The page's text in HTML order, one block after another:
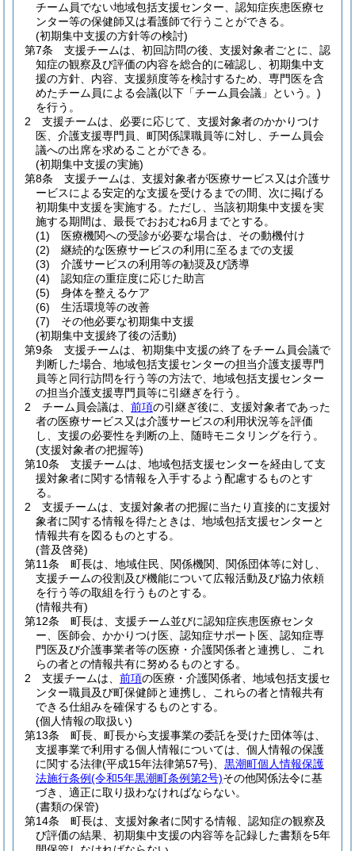
チーム員でない地域包括支援センター、認知症疾患医療セ
ンター等の保健師又は看護師で行うことができる。
(初期集中支援の方針等の検討)
第7条
支援チームは、初回訪問の後、支援対象者ごとに、認
知症の観察及び評価の内容を総合的に確認し、初期集中支
援の方針、内容、支援頻度等を検討するため、専門医を含
めたチーム員による会議(以下「チーム員会議」という。)
を行う。
2
支援チームは、必要に応じて、支援対象者のかかりつけ
医、介護支援専門員、町関係課職員等に対し、チーム員会
議への出席を求めることができる。
(初期集中支援の実施)
第8条
支援チームは、支援対象者が医療サービス又は介護サ
ービスによる安定的な支援を受けるまでの間、次に掲げる
初期集中支援を実施する。 ただし、当該初期集中支援を実
施する期間は、最長でおおむね6月までとする。
(1)
医療機関への受診が必要な場合は、その動機付け
(2)
継続的な医療サービスの利用に至るまでの支援
(3)
介護サービスの利用等の勧奨及び誘導
(4)
認知症の重症度に応じた助言
(5)
身体を整えるケア
(6)
生活環境等の改善
(7)
その他必要な初期集中支援
(初期集中支援終了後の活動)
第9条
支援チームは、初期集中支援の終了をチーム員会議で
判断した場合、地域包括支援センターの担当介護支援専門
員等と同行訪問を行う等の方法で、地域包括支援センター
の担当介護支援専門員等に引継ぎを行う。
2
チーム員会議は、 前項の引継ぎ後に、支援対象者であった
者の医療サービス又は介護サービスの利用状況等を評価
し、支援の必要性を判断の上、随時モニタリングを行う。
(支援対象者の把握等)
第10条
支援チームは、地域包括支援センターを経由して支
援対象者に関する情報を入手するよう配慮するものとす
る。
2
支援チームは、支援対象者の把握に当たり直接的に支援対
象者に関する情報を得たときは、地域包括支援センターと
情報共有を図るものとする。
(普及啓発)
第11条
町長は、地域住民、関係機関、関係団体等に対し、
支援チームの役割及び機能について広報活動及び協力依頼
を行う等の取組を行うものとする。
(情報共有)
第12条
町長は、支援チーム並びに認知症疾患医療センタ
ー、医師会、かかりつけ医、認知症サポート医、認知症専
門医及び介護事業者等の医療・介護関係者と連携し、これ
らの者との情報共有に努めるものとする。
2
支援チームは、 前項の医療・介護関係者、地域包括支援セ
ンター職員及び町保健師と連携し、これらの者と情報共有
できる仕組みを確保するものとする。
(個人情報の取扱い)
第13条
町長、町長から支援事業の委託を受けた団体等は、
支援事業で利用する個人情報については、個人情報の保護
に関する法律(平成15年法律第57号)
黒潮町個人情報保護
法施行条例(令和5年黒潮町条例第2号)その他関係法令に基
づき、適正に取り扱わなければならない。
(書類の保管)
第14条
町長は、支援対象者に関する情報、認知症の観察及
び評価の結果、初期集中支援の内容等を記録した書類を5年